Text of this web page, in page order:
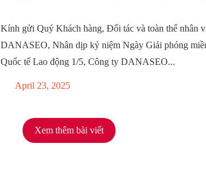
Kính gửi Quý Khách hàng, Đối tác và toàn thể nhân
DANASEO, Nhân dịp kỷ niệm Ngày Giải phóng
Quốc tế Lao động 1/5, Công ty DANASEO...
April 23, 2025
Xem thêm bài viết